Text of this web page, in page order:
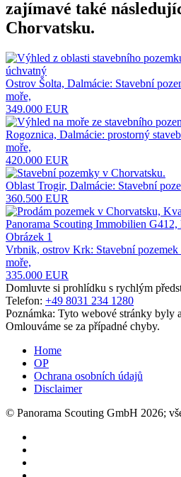
zajímavé také
Chorvatsku.
Ostrov Šolta, Dalmácie: Stavební
moře,
349.000 EUR
Rogoznica, Dalmácie: prostorný
moře,
420.000 EUR
Oblast Trogir, Dalmácie: Stavební
360.500 EUR
Vrbnik, ostrov Krk: Stavební pozemek
moře,
335.000 EUR
Domluvte si prohlídku s rychlým
Telefon: +49 8031 234 1280
Poznámka: Tyto webové stránky byly
Omlouváme se za případné chyby.
Home
OP
Ochrana osobních údajů
Disclaimer
© Panorama Scouting GmbH 2026;